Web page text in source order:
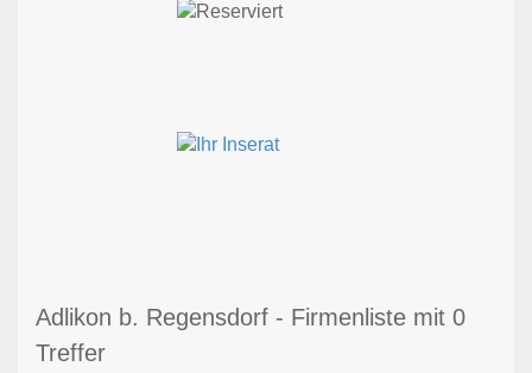
Adlikon b. Regensdorf - Firmenliste mit 0
Treffer